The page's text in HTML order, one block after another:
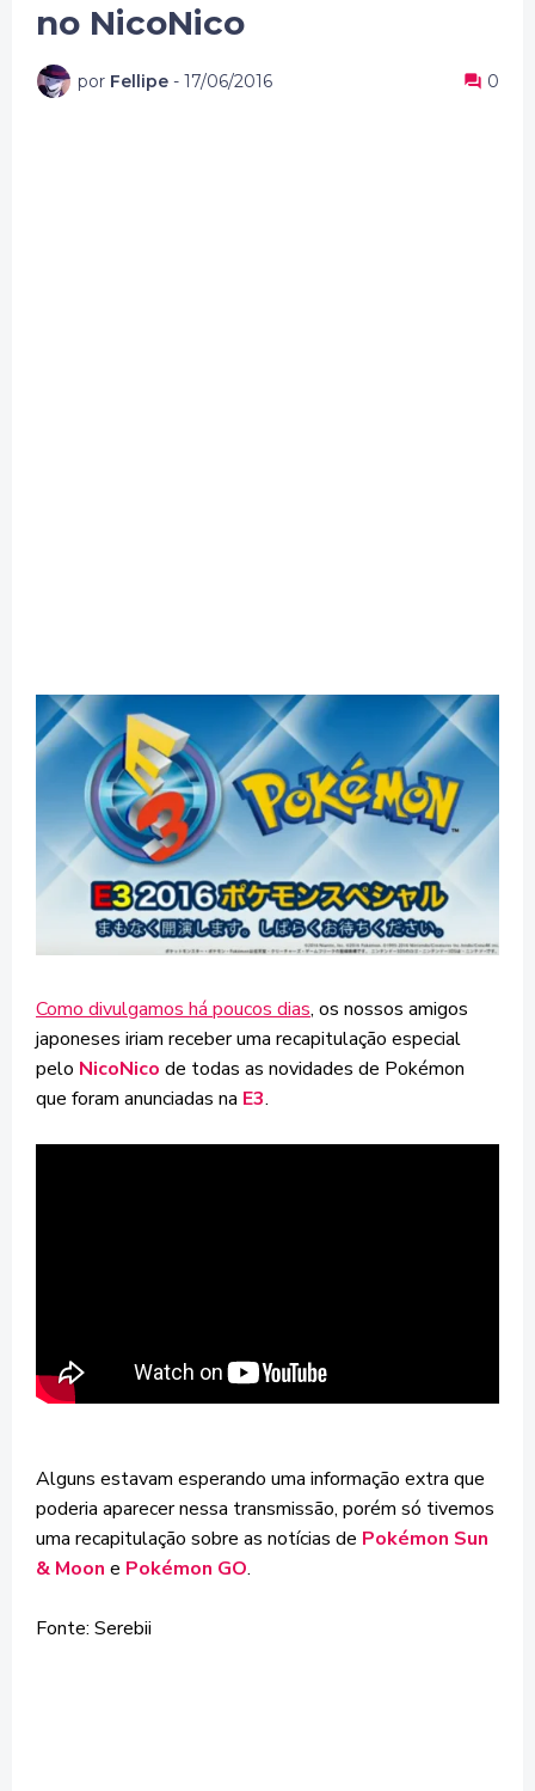
no NicoNico
por Fellipe - 17/06/2016 0
Como divulgamos há poucos dias, os nossos amigos
japoneses iriam receber uma recapitulação especial
pelo NicoNico de todas as novidades de Pokémon
que foram anunciadas na E3.
Alguns estavam esperando uma informação extra que
poderia aparecer nessa transmissão, porém só tivemos
uma recapitulação sobre as notícias de Pokémon Sun
& Moon e Pokémon GO.
Fonte: Serebii